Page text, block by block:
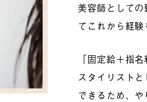
美容師として
てこれから経験
「固定給＋指
スタイリスト
できるため、